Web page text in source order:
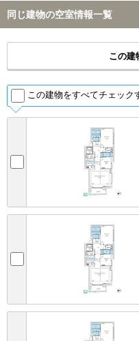
同じ建物の空室情報一覧
この建
この建物をすべてチェック